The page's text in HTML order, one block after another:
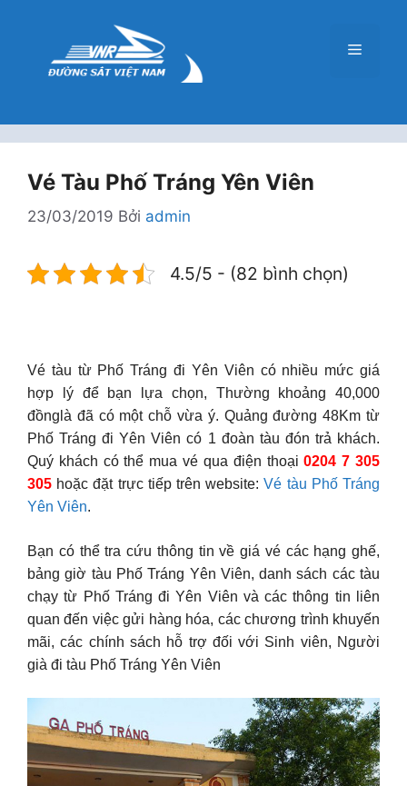
Menu
Vé Tàu Phố Tráng Yên Viên
23/03/2019 Bởi admin
4.5/5 - (82 bình chọn)
Vé tàu từ Phố Tráng đi Yên Viên có nhiều mức giá
hợp lý để bạn lựa chọn, Thường khoảng 40,000
đồnglà đã có một chỗ vừa ý. Quảng đường 48Km từ
Phố Tráng đi Yên Viên có 1 đoàn tàu đón trả khách.
Quý khách có thể mua vé qua điện thoại0204 7 305
305 hoặc đặt trực tiếp trên website:Vé tàu Phố Tráng
Yên Viên.
Bạn có thể tra cứu thông tin về giá vé các hạng ghế,
bảng giờ tàu Phố Tráng Yên Viên, danh sách các tàu
chạy từ Phố Tráng đi Yên Viên và các thông tin liên
quan đến việc gửi hàng hóa, các chương trình khuyến
mãi, các chính sách hỗ trợ đối với Sinh viên, Người
già đi tàu Phố Tráng Yên Viên